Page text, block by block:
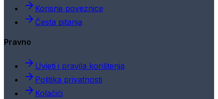
Korisne poveznice
Česta pitanja
Pravno
Uvjeti i pravila korištenja
Politika privatnosti
Kolačići